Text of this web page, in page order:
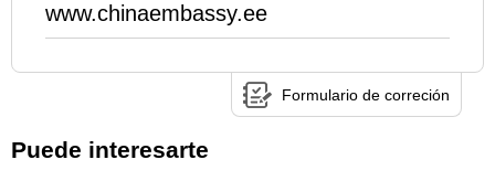
www.chinaembassy.ee
Formulario de correción
Puede interesarte